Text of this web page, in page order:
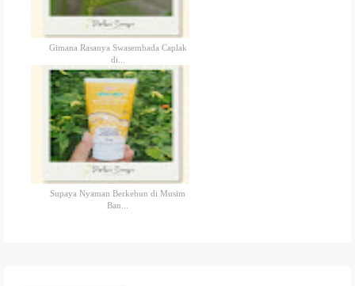
Gimana Rasanya Swasembada Caplak
di...
Supaya Nyaman Berkebun di Musim
Ban...